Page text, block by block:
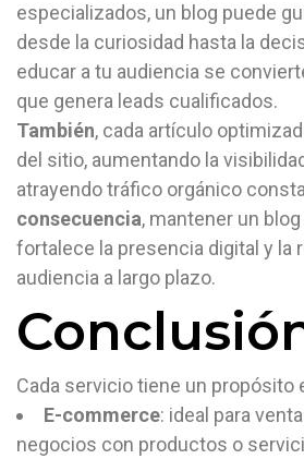
especializados, un blog puede
desde la curiosidad hasta la
educar a tu audiencia se
que genera leads cualificados.
También, cada artículo
del sitio, aumentando la
atrayendo tráfico orgánico
consecuencia, mantener un
fortalece la presencia digital y la
audiencia a largo plazo.
Cada servicio tiene un propósito
E-commerce: ideal para
negocios con productos o